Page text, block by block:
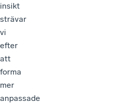
insikt
strävar
vi
efter
att
forma
mer
anpassade